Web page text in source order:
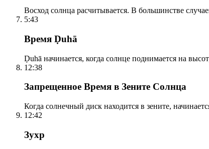
Восход солнца расчитывается. В большинстве
5:43
Время Ḍuhā
Ḍuhā начинается, когда солнце поднимается на
12:38
Запрещенное Время в Зените Солнца
Когда солнечный диск находится в зените,
12:42
Зухр